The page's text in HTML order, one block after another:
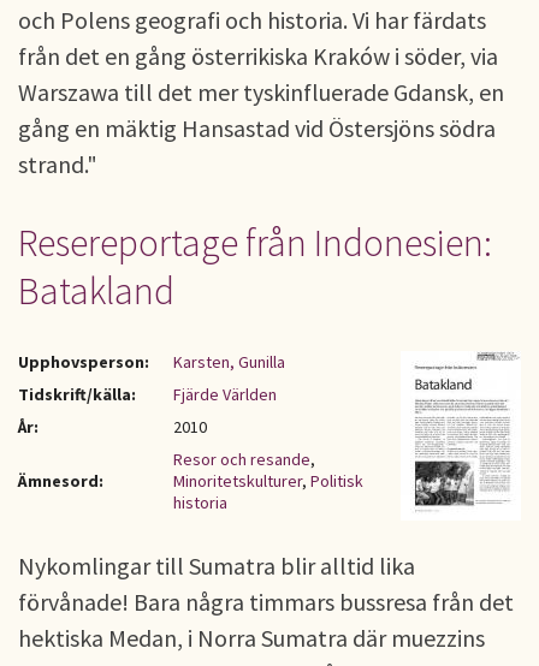
och Polens geografi och historia. Vi har färdats
från det en gång österrikiska Kraków i söder, via
Warszawa till det mer tyskinfluerade Gdansk, en
gång en mäktig Hansastad vid Östersjöns södra
strand."
Resereportage från Indonesien:
Batakland
Upphovsperson:
Karsten, Gunilla
Tidskrift/källa:
Fjärde Världen
År:
2010
Ämnesord:
Resor och resande,
Minoritetskulturer, Politisk
historia
Nykomlingar till Sumatra blir alltid lika
förvånade! Bara några timmars bussresa från det
hektiska Medan, i Norra Sumatra där muezzins